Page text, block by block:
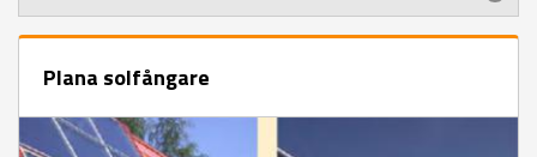
Plana solfångare